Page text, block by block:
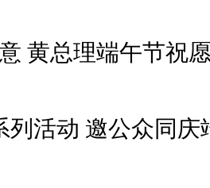
黄总理端午节祝
列活动 邀公众同庆